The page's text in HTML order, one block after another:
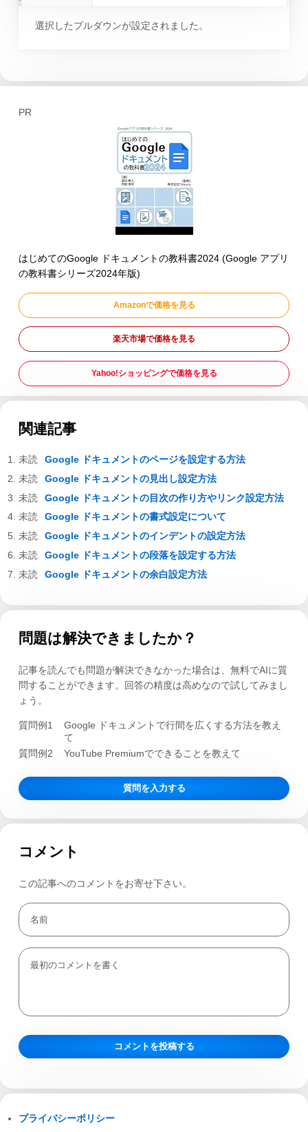
選択したプルダウンが設定されました。
PR
はじめてのGoogle ドキュメントの教科書2024 (Google アプリ
の教科書シリーズ2024年版)
Amazonで価格を見る
楽天市場で価格を見る
Yahoo!ショッピングで価格を見る
関連記事
Google ドキュメントのページを設定する方法
Google ドキュメントの見出し設定方法
Google ドキュメントの目次の作り方やリンク設定方法
Google ドキュメントの書式設定について
Google ドキュメントのインデントの設定方法
Google ドキュメントの段落を設定する方法
Google ドキュメントの余白設定方法
問題は解決できましたか？
記事を読んでも問題が解決できなかった場合は、無料でAIに質
問することができます。回答の精度は高めなので試してみまし
ょう。
質問例1
Google ドキュメントで行間を広くする方法を教え
て
質問例2
YouTube Premiumでできることを教えて
質問を入力する
コメント
この記事へのコメントをお寄せ下さい。
プライバシーポリシー